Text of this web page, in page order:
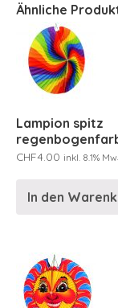
Ähnliche
Lampion spitz
CHF4.00 inkl. 8.1%
In den